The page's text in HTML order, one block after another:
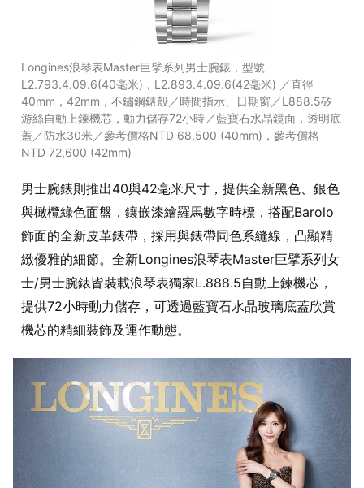
Longines浪琴表Master巨擘系列男士腕錶，型號
L2.793.4.09.6(40毫米)，L2.893.4.09.6(42毫米) ／直徑
40mm，42mm，不鏽鋼錶殼／時間指示、日期窗／L888.5矽
游絲自動上鍊機芯，動力儲存72小時／藍寶石水晶鏡面，透明底
蓋／防水30米／參考價格NTD 68,500 (40mm)，參考價格
NTD 72,600 (42mm)
男士腕錶則推出40與42毫米尺寸，提供全新黑色、銀色
與橄欖綠色面盤，鑲嵌漆繪羅馬數字時標，搭配Barolo
飾面的全新皮革錶帶，採用與錶帶同色系縫線，凸顯精
緻優雅的細節。全新Longines浪琴表Master巨擘系列女
士/男士腕錶皆裝載浪琴表獨家L.888.5自動上鍊機芯，
提供72小時動力儲存，可透過藍寶石水晶玻璃底蓋欣賞
機芯的精細裝飾及運作動態。